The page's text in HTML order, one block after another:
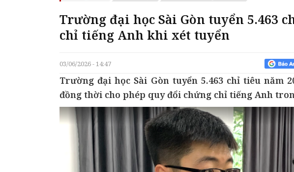
Trường đại học Sài Gòn tuyển 5.463
chỉ tiếng Anh khi xét tuyển
03/06/2026 - 14:47
Trường đại học Sài Gòn tuyển 5.463 chỉ tiêu năm
đồng thời cho phép quy đổi chứng chỉ tiếng Anh